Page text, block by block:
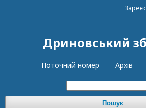
Дриновський
Поточний номер Архів
Пошук